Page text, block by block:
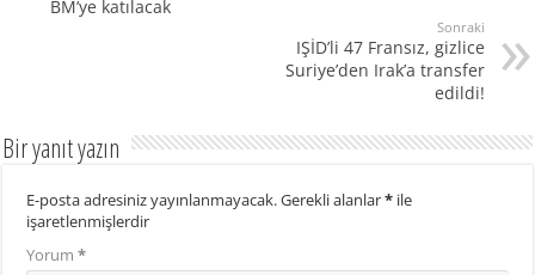
BM’ye katılacak
Sonraki
IŞİD’li 47 Fransız, gizlice
Suriye’den Irak’a transfer
edildi!
Bir yanıt yazın
E-posta adresiniz yayınlanmayacak.Gerekli alanlar* ile
işaretlenmişlerdir
Yorum*